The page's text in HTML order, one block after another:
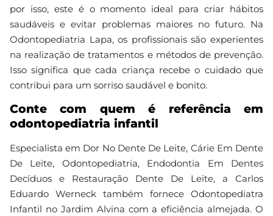
por isso, este é o momento ideal para criar hábitos
saudáveis e evitar problemas maiores no futuro. Na
Odontopediatria Lapa, os profissionais são experientes
na realização de tratamentos e métodos de prevenção.
Isso significa que cada criança recebe o cuidado que
contribui para um sorriso saudável e bonito.
Conte com quem é referência em
odontopediatria infantil
Especialista em Dor No Dente De Leite, Cárie Em Dente
De Leite, Odontopediatria, Endodontia Em Dentes
Decíduos e Restauração Dente De Leite, a Carlos
Eduardo Werneck também fornece Odontopediatra
Infantil no Jardim Alvina com a eficiência almejada. O